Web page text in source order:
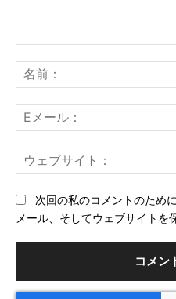
ン
ト：
次回の私のコメントのため
メール、そしてウェブサイトを